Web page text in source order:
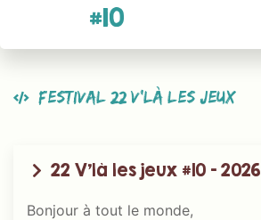
#10
Festival 22 V’là les jeux
22 V’là les jeux #10 - 2026
Bonjour à tout le monde,